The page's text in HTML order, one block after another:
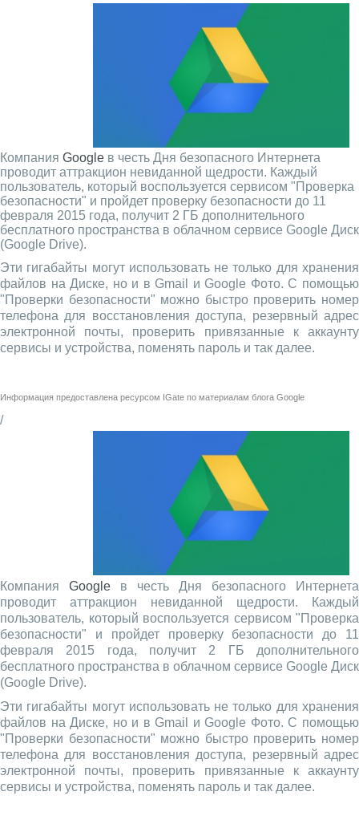
Компания Google в честь Дня безопасного Интернета
проводит аттракцион невиданной щедрости. Каждый
пользователь, который воспользуется сервисом "Проверка
безопасности" и пройдет проверку безопасности до 11
февраля 2015 года, получит 2 ГБ дополнительного
бесплатного пространства в облачном сервисе Google Диск
(Google Drive).
Эти гигабайты могут использовать не только для хранения
файлов на Диске, но и в Gmail и Google Фото. С помощью
"Проверки безопасности" можно быстро проверить номер
телефона для восстановления доступа, резервный адрес
электронной почты, проверить привязанные к аккаунту
сервисы и устройства, поменять пароль и так далее.
Информация предоставлена ресурсом IGate по материалам блога Google
/
Компания Google в честь Дня безопасного Интернета
проводит аттракцион невиданной щедрости. Каждый
пользователь, который воспользуется сервисом "Проверка
безопасности" и пройдет проверку безопасности до 11
февраля 2015 года, получит 2 ГБ дополнительного
бесплатного пространства в облачном сервисе Google Диск
(Google Drive).
Эти гигабайты могут использовать не только для хранения
файлов на Диске, но и в Gmail и Google Фото. С помощью
"Проверки безопасности" можно быстро проверить номер
телефона для восстановления доступа, резервный адрес
электронной почты, проверить привязанные к аккаунту
сервисы и устройства, поменять пароль и так далее.